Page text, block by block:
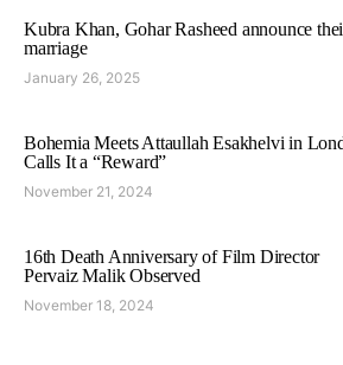
Kubra Khan, Gohar Rasheed announce
marriage
January 26, 2025
Bohemia Meets Attaullah Esakhelvi in
Calls It a “Reward”
November 21, 2024
16th Death Anniversary of Film Director
Pervaiz Malik Observed
November 18, 2024